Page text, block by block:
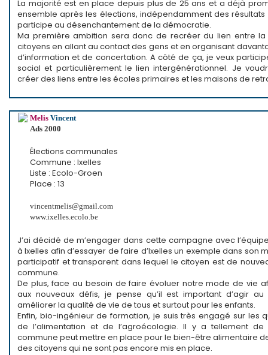
La majorité est en place depuis plus de 25 ans et a déjà
ensemble après les élections, indépendamment des résultats
participe au désenchantement de la démocratie.
Ma première ambition sera donc de recréer du lien entre
citoyens en allant au contact des gens et en organisant
d’information et de concertation. A côté de ça, je veux
social et particulièrement le lien intergénérationnel. Je
créer des liens entre les écoles primaires et les maisons de
Melis Vincent
Ads 2000
Élections communales
Commune : Ixelles
Liste : Ecolo-Groen
Place : 13
vincentmelis@gmail.com
www.ixelles.ecolo.be
J’ai décidé de m’engager dans cette campagne avec
à Ixelles afin d’essayer de faire d’Ixelles un exemple dans son
participatif et transparent dans lequel le citoyen est de
commune.
De plus, face au besoin de faire évoluer notre mode de vie
aux nouveaux défis, je pense qu’il est important d’agir
améliorer la qualité de vie de tous et surtout pour les enfants.
Enfin, bio-ingénieur de formation, je suis très engagé sur les
de l’alimentation et de l’agroécologie. Il y a tellement de
commune peut mettre en place pour le bien-être alimentaire
des citoyens qui ne sont pas encore mis en place.